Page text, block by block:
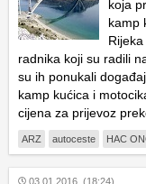
koja
kamp
radnika koji su radili
su ih ponukali
kamp kućica i
cijena za prijevoz
ARZ autoceste HAC
03.01.2016. (18:24)